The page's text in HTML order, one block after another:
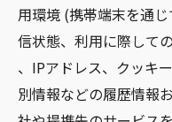
用環境 (携帯端末を通
信状態、利用に際して
、IPアドレス、クッキ
別情報などの履歴情報